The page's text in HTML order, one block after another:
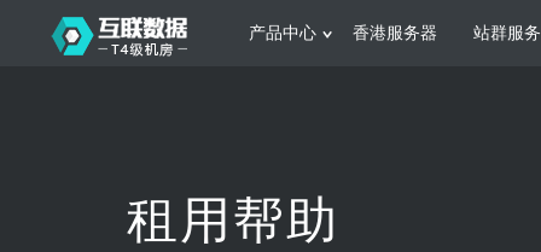
产品中心
日本服务器 新加坡服务器
香港服务器 站群服
根据不同规模的网站提供可定制化的架
构和 一站式协助租用帮助